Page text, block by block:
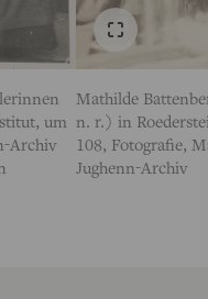
um
Archiv
Mathilde
n. r.) in
108, Fotografie,
Jughenn-Archiv